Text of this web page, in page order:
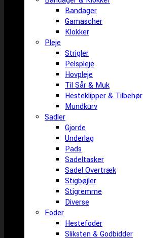
Bandager
Gamascher
Klokker
Pleje
Strigler
Pelspleje
Hovpleje
Til Sår & Muk
Hesteklipper & Tilbehør
Mundkurv
Sadler
Gjorde
Underlag
Pads
Sadeltasker
Sadel Overtræk
Stigbøjler
Stigremme
Diverse
Foder
Hestefoder
Sliksten & Godbidder